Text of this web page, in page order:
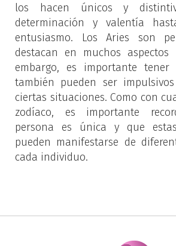
los hacen únicos y
determinación y valentía
entusiasmo. Los Aries son
destacan en muchos
embargo, es importante
también pueden ser
ciertas situaciones. Como con
zodíaco, es importante
persona es única y que
pueden manifestarse de
cada individuo.